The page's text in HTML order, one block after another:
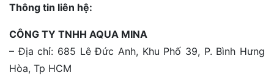
Thông tin liên hệ:
CÔNG TY TNHH AQUA MINA
– Địa chỉ: 685 Lê Đức Anh, Khu Phố 39, P. Bình Hưng
Hòa, Tp HCM